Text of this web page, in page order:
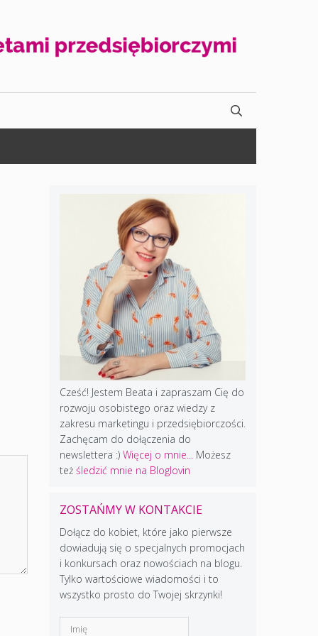
Cześć! Jestem Beata i zapraszam Cię do
rozwoju osobistego oraz wiedzy z
zakresu marketingu i przedsiębiorczości.
Zachęcam do dołączenia do
newslettera :) Więcej o mnie...
Możesz
też śledzić mnie na Bloglovin
ZOSTAŃMY W KONTAKCIE
Dołącz do kobiet, które jako pierwsze
dowiadują się o specjalnych promocjach
i konkursach oraz nowościach na blogu.
Tylko wartościowe wiadomości i to
wszystko prosto do Twojej skrzynki!